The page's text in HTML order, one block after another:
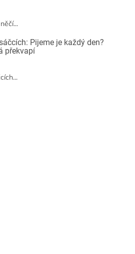
Pijeme je každý den?
překvapí